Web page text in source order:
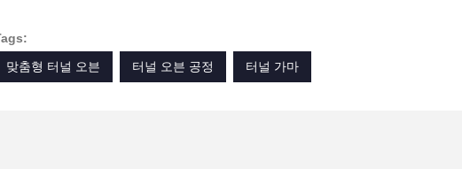
맞춤형 터널 오븐
터널 오븐 공정 터널 가마